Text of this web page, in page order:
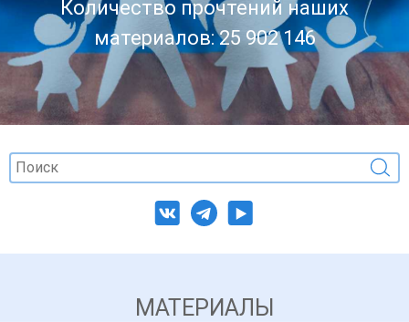
Количество прочтений наших
материалов: 25 902 146
МАТЕРИАЛЫ